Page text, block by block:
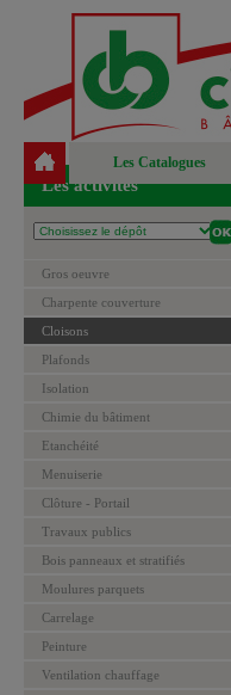
Les Catalogues
Les activités
Gros oeuvre
Charpente couverture
Cloisons
Plafonds
Isolation
Chimie du bâtiment
Etanchéité
Menuiserie
Clôture - Portail
Travaux publics
Bois panneaux et stratifiés
Moulures parquets
Carrelage
Peinture
Ventilation chauffage